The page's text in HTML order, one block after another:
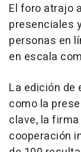
El foro atrajo
presenciales
personas en
en escala
La edición de
como la
clave, la
cooperación